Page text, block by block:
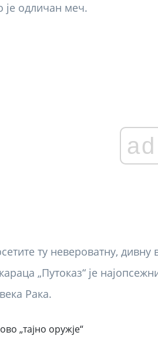
је одличан меч.
ad
ту невероватну,
„Путоказ“ је
Рака.
„тајно оружје“